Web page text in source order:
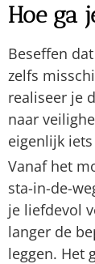
Hoe ga
Beseffen
zelfs
realiseer je
naar
eigenlijk
Vanaf het
sta-in-de-
je liefdevol
langer de
leggen. Het